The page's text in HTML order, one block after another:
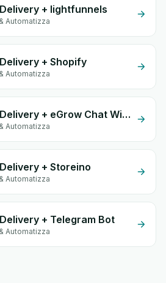
+ lightfunnels
Automatizza
+ Shopify
Automatizza
Power Delivery + eGrow Chat Widget
Automatizza
+ Storeino
Automatizza
+ Telegram Bot
Automatizza